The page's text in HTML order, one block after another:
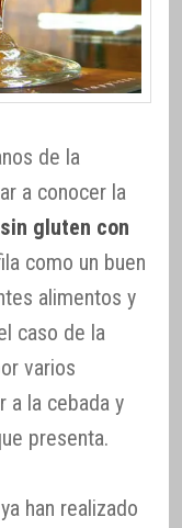
de la
a conocer la
gluten con
como un buen
alimentos y
caso de la
varios
a la cebada y
presenta.
han realizado